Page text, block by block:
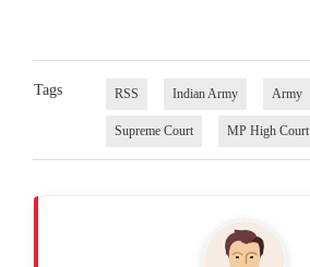
Tags RSS Indian Army Army
Supreme Court MP High Court